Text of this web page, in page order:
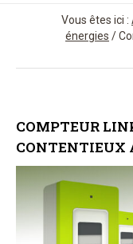
Vous êtes ici :
énergies /
COMPTEUR